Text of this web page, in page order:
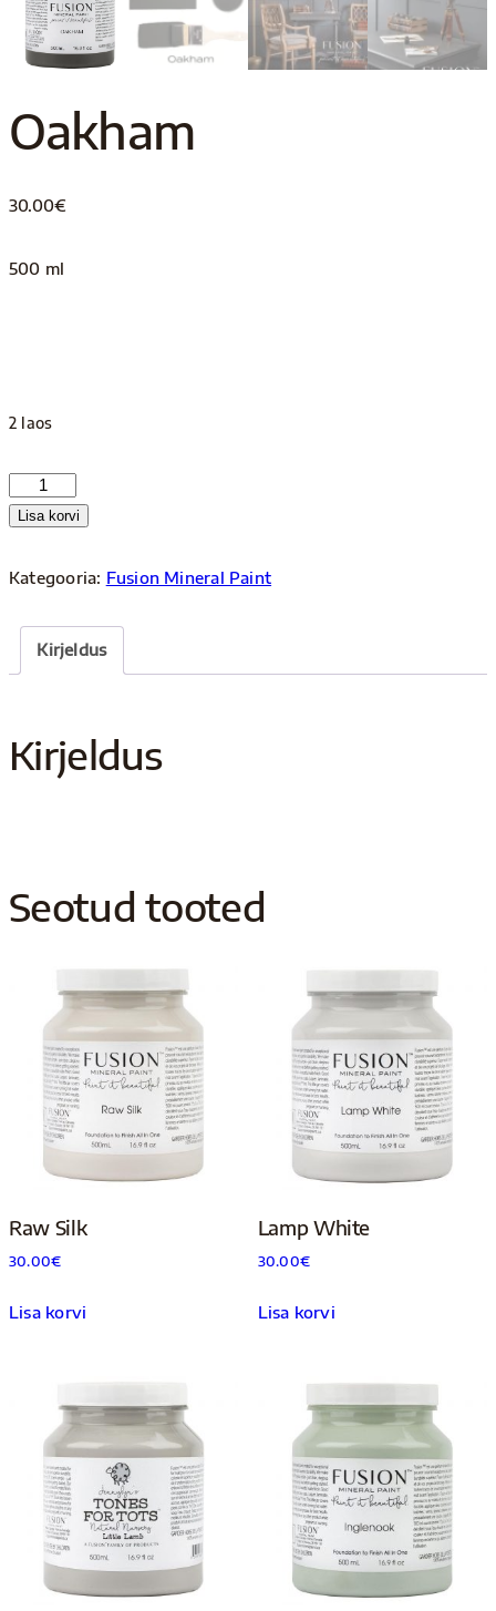
Oakham
30.00€
500 ml
2 laos
Oakham
kogus
Lisa korvi
Kategooria: Fusion Mineral Paint
Kirjeldus
Kirjeldus
Seotud tooted
Raw Silk
30.00€
Lisa korvi
Lamp White
30.00€
Lisa korvi